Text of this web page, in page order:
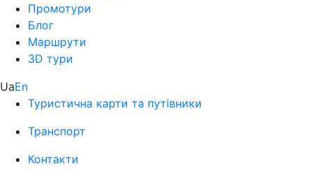
Промотури
Блог
Маршрути
3D тури
UaEn
Туристична карти та путівники
Транспорт
Контакти